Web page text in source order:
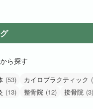
ら探す
(53) カイロプラクティック
(13) 整骨院 (12) 接骨院 (3)